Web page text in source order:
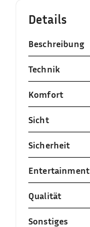
Details
Beschreibung
Technik
Komfort
Sicht
Sicherheit
Entertainment
Qualität
Sonstiges